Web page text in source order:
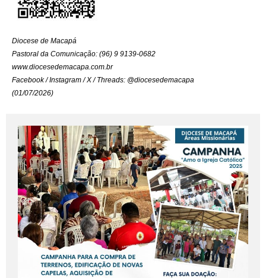
Diocese de Macapá
Pastoral da Comunicação: (96) 9 9139-0682
www.diocesedemacapa.com.br
Facebook / Instagram / X / Threads: @diocesedemacapa
(01/07/2026)